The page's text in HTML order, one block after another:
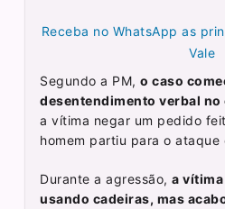
Receba no WhatsApp as
Vale
Segundo a PM,o caso
desentendimento verbal no
a vítima negar um pedido
homem partiu para o ataque
Durante a agressão,a
usando cadeiras, mas